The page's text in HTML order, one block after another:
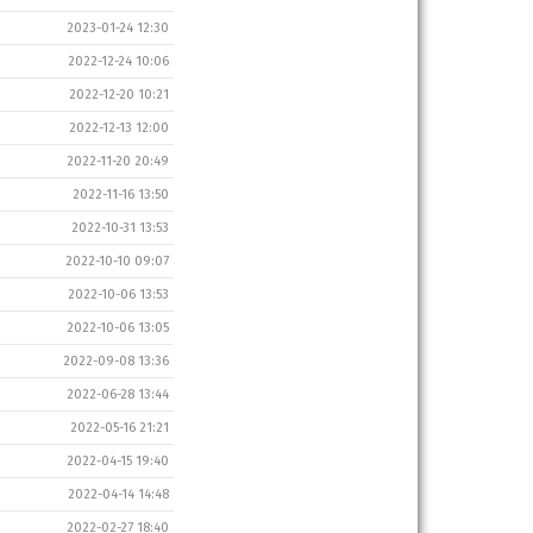
2023-01-24 12:30
2022-12-24 10:06
2022-12-20 10:21
2022-12-13 12:00
2022-11-20 20:49
2022-11-16 13:50
2022-10-31 13:53
2022-10-10 09:07
2022-10-06 13:53
2022-10-06 13:05
2022-09-08 13:36
2022-06-28 13:44
2022-05-16 21:21
2022-04-15 19:40
2022-04-14 14:48
2022-02-27 18:40